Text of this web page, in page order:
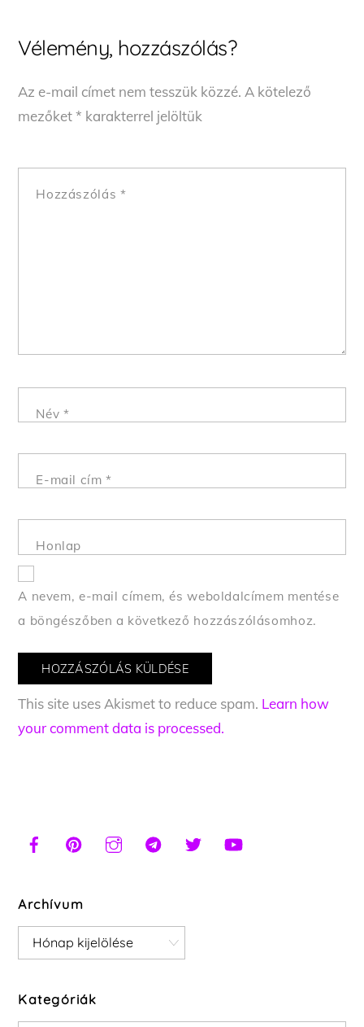
Vélemény, hozzászólás?
Az e-mail címet nem tesszük közzé. A kötelező
mezőket* karakterrel jelöltük
Hozzászólás *
Név *
E-mail cím*
Honlap
A nevem, e-mail címem, és weboldalcímem mentése
a böngészőben a következő hozzászólásomhoz.
This site uses Akismet to reduce spam. Learn how
your comment data is processed.
Archívum
Archívum
Kategóriák